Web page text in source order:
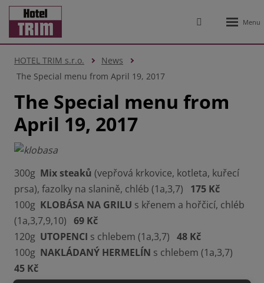
Vyhledávání
HOTEL TRIM s.r.o.
News
The Special menu from April 19, 2017
The Special menu from
April 19, 2017
300g Mix steaků (vepřová krkovice, kotleta, kuřecí
prsa), fazolky na slanině, chléb (1a,3,7) 175 Kč
100g KLOBÁSA NA GRILU s křenem a hořčicí, chléb
(1a,3,7,9,10) 69 Kč
120g UTOPENCI s chlebem (1a,3,7) 48 Kč
100g NAKLÁDANÝ HERMELÍN s chlebem (1a,3,7)
45 Kč